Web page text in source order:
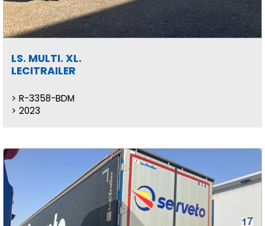
LS. MULTI. XL.
LECITRAILER
R-3358-BDM
2023